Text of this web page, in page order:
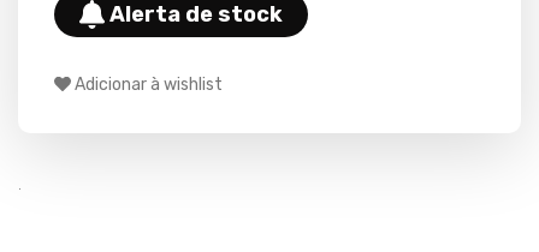
Alerta de stock
Adicionar à wishlist
.